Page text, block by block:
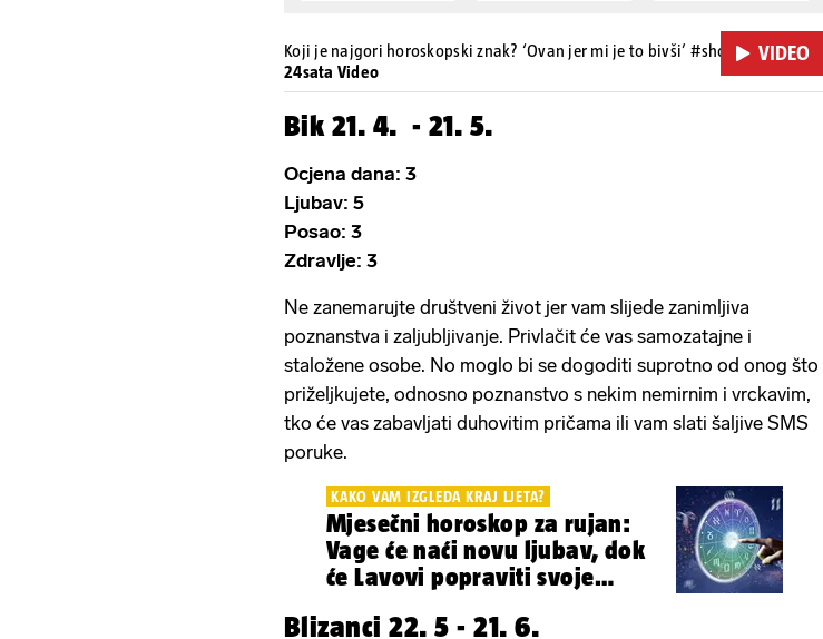
VIDEO
Koji je najgori horoskopski znak? ‘Ovan jer mi je to bivši’ #shorts| Video:
24sata Video
Bik 21. 4. - 21. 5.
Ocjena dana: 3
Ljubav: 5
Posao: 3
Zdravlje: 3
Ne zanemarujte društveni život jer vam slijede zanimljiva
poznanstva i zaljubljivanje. Privlačit će vas samozatajne i
staložene osobe. No moglo bi se dogoditi suprotno od onog što
priželjkujete, odnosno poznanstvo s nekim nemirnim i vrckavim,
tko će vas zabavljati duhovitim pričama ili vam slati šaljive SMS
poruke.
KAKO VAM IZGLEDA KRAJ LJETA?
Mjesečni horoskop za rujan:
Vage će naći novu ljubav, dok
će Lavovi popraviti svoje
Blizanci 22. 5 - 21. 6.